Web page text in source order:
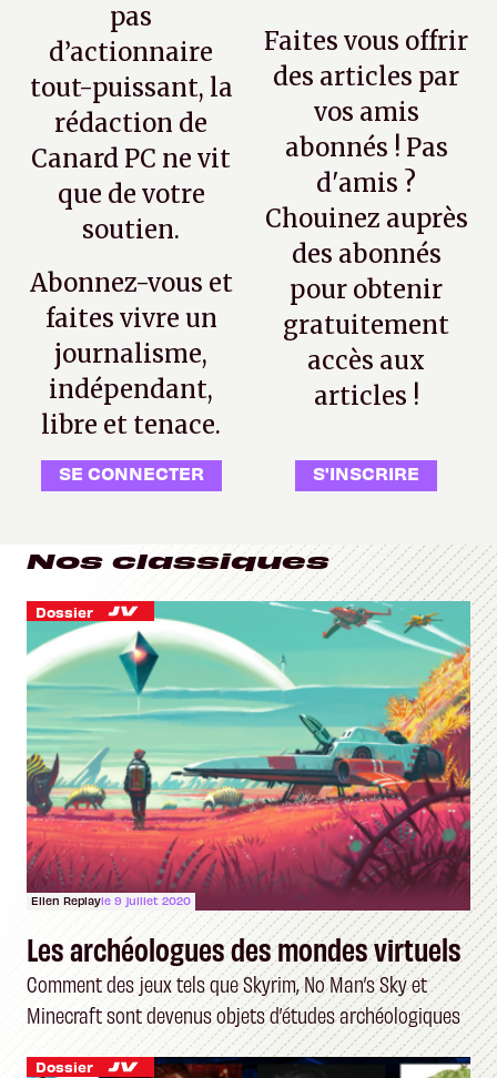
pas
d’actionnaire
tout-puissant, la
rédaction de
Canard PC ne vit
que de votre
soutien.
Abonnez-vous et
faites vivre un
journalisme,
indépendant,
libre et tenace.
SE CONNECTER
Faites vous offrir
des articles par
vos amis
abonnés ! Pas
d'amis ?
Chouinez auprès
des abonnés
pour obtenir
gratuitement
accès aux
articles !
S'INSCRIRE
Nos classiques
Dossier
Ellen Replayle 9 juillet 2020
Les archéologues des mondes virtuels
Comment des jeux tels que Skyrim, No Man’s Sky et
Minecraft sont devenus objets d’études archéologiques
Dossier